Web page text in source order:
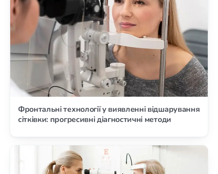
Фронтальні технології у виявленні відшарування
сітківки: прогресивні діагностичні методи